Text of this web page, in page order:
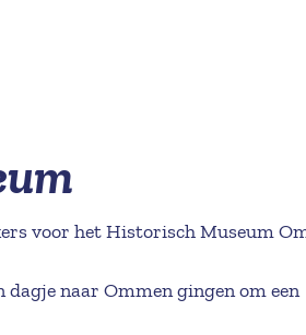
voor het Historisch Museum
naar Ommen gingen om een